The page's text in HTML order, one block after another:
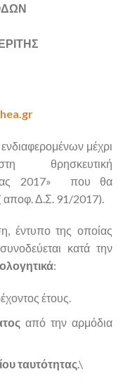
μέχρι
θρησκευτική
2017» που θα
αποφ. Δ.Σ. 91/2017).
έντυπο της οποίας
κατά την
:
έτους.
από την αρμόδια
ταυτότητας.\